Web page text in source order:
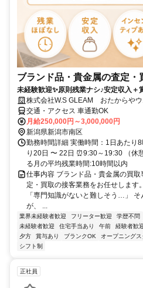
ブランド品・貴金属の査定・
未経験歓迎✨原則残業ナシ♪安定収入
株式会社W.S GLEAM おたからや
交通・アクセス 車通勤OK
月給250,000円～3,000,000円
新潟県新潟市南区
勤務時間詳細 実働時間：1日あたり
り20日 〜 22日 ⏰9:30～19:30 （
る月の平均残業時間:10時間以内
仕事内容 ブランド品・貴金属の買
定・買取の接客業務をお任せします
「専門知識がないと難しそう…」
が、 ...
業界未経験者歓迎 フリーター歓迎 学歴不問
未経験者歓迎
住宅手当あり 午前 経験者歓
夕方
賞与あり ブランクOK オープニングス
シフト制
正社員